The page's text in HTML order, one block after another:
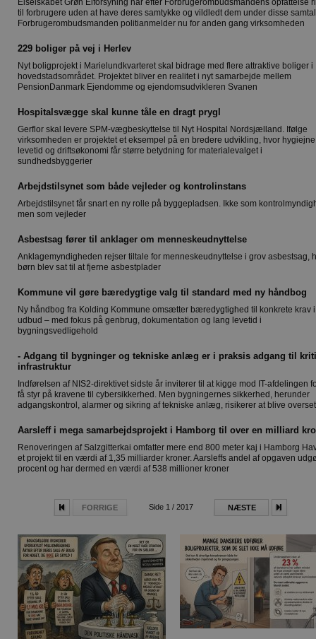
Elselskabet Grøn Elforsyning har efter Forbrugerombudsmandens opfattelse
til forbrugere uden at have deres samtykke og vildledt dem under disse
Forbrugerombudsmanden politianmelder nu for anden gang virksomheden
229 boliger på vej i Herlev
Nyt boligprojekt i Marielundkvarteret skal bidrage med flere attraktive boliger i
hovedstadsområdet. Projektet bliver en realitet i nyt samarbejde mellem
PensionDanmark Ejendomme og ejendomsudvikleren Svanen
Hospitalsvægge skal kunne tåle en dragt prygl
Gerflor skal levere SPM-vægbeskyttelse til Nyt Hospital Nordsjælland. Ifølge
virksomheden er projektet et eksempel på en bredere udvikling, hvor
levetid og driftsøkonomi får større betydning for materialevalget i
sundhedsbyggerier
Arbejdstilsynet som både vejleder og kontrolinstans
Arbejdstilsynet får snart en ny rolle på byggepladsen. Ikke som
men som vejleder
Asbestsag fører til anklager om menneskeudnyttelse
Anklagemyndigheden rejser tiltale for menneskeudnyttelse i grov asbestsag,
børn blev sat til at fjerne asbestplader
Kommune vil gøre bæredygtige valg til standard med ny håndbog
Ny håndbog fra Kolding Kommune omsætter bæredygtighed til konkrete krav i
udbud – med fokus på genbrug, dokumentation og lang levetid i
bygningsvedligehold
- Adgang til bygninger og tekniske anlæg er i praksis adgang til
infrastruktur
Indførelsen af NIS2-direktivet sidste år inviterer til at kigge mod IT-afdelingen
få styr på kravene til cybersikkerhed. Men bygningernes sikkerhed, herunder
adgangskontrol, alarmer og sikring af tekniske anlæg, risikerer at blive overset
Aarsleff i mega samarbejdsprojekt i Hamborg til over en milliard
Renoveringen af Salzgitterkai omfatter mere end 800 meter kaj i Hamborg
et projekt til en værdi af 1,35 milliarder kroner. Aarsleffs andel af opgaven
procent og har dermed en værdi af 538 millioner kroner
FORRIGE Side 1 / 2017 NÆSTE